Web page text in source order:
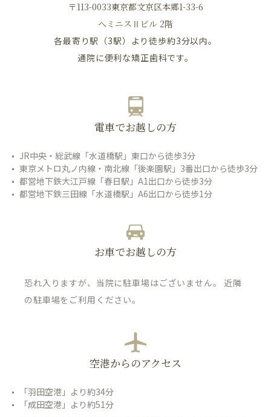
〒113-0033東京都文京区本郷1-33-6
へミニスⅡビル 2階
各最寄り駅（3駅）より徒歩約3分以内。
通院に便利な矯正歯科です。
電車でお越しの方
JR中央・総武線「水道橋駅」東口から徒歩3分
東京メトロ丸ノ内線・南北線「後楽園駅」3番出口から徒歩3分
都営地下鉄大江戸線「春日駅」A1出口から徒歩3分
都営地下鉄三田線「水道橋駅」A6出口から徒歩1分
お車でお越しの方
恐れ入りますが、当院に駐車場はございません。 近隣
の駐車場をご利用ください。
空港からのアクセス
「羽田空港」より約34分
「成田空港」より約51分